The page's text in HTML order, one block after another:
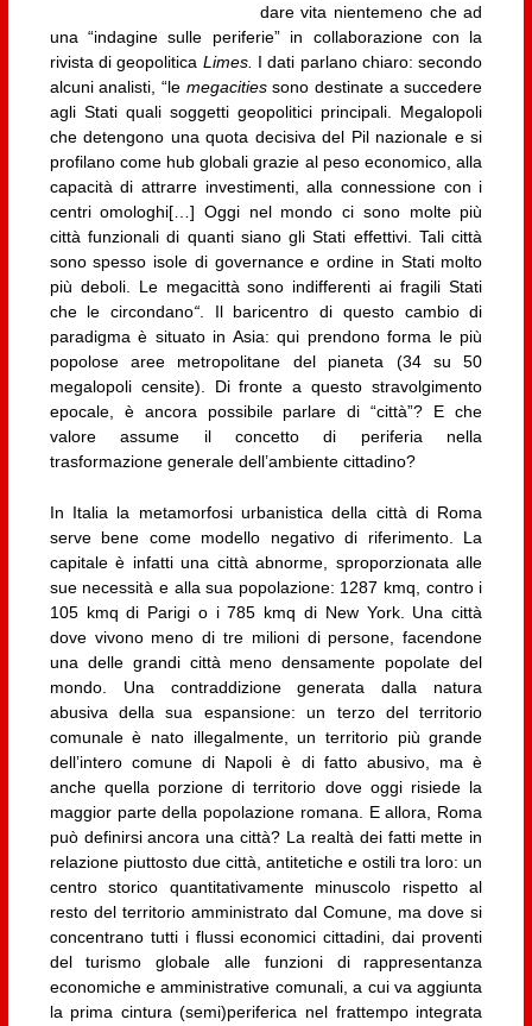
dare vita nientemeno che ad
una “indagine sulle periferie” in collaborazione con la
rivista di geopolitica Limes. I dati parlano chiaro: secondo
alcuni analisti, “le megacitiessono destinate a succedere
agli Stati quali soggetti geopolitici principali. Megalopoli
che detengono una quota decisiva del Pil nazionale e si
profilano come hub globali grazie al peso economico, alla
capacità di attrarre investimenti, alla connessione con i
centri omologhi[…] Oggi nel mondo ci sono molte più
città funzionali di quanti siano gli Stati effettivi. Tali città
sono spesso isole di governance e ordine in Stati molto
più deboli. Le megacittà sono indifferenti ai fragili Stati
che le circondano“ . Il baricentro di questo cambio di
paradigma è situato in Asia: qui prendono forma le più
popolose aree metropolitane del pianeta (34 su 50
megalopoli censite). Di fronte a questo stravolgimento
epocale, è ancora possibile parlare di “città”? E che
valore assume il concetto di periferia nella
trasformazione generale dell’ambiente cittadino?
In Italia la metamorfosi urbanistica della città di Roma
serve bene come modello negativo di riferimento. La
capitale è infatti una città abnorme, sproporzionata alle
sue necessità e alla sua popolazione: 1287 kmq, contro i
105 kmq di Parigi o i 785 kmq di New York. Una città
dove vivono meno di tre milioni di persone, facendone
una delle grandi città meno densamente popolate del
mondo. Una contraddizione generata dalla natura
abusiva della sua espansione: un terzo del territorio
comunale è nato illegalmente, un territorio più grande
dell’intero comune di Napoli è di fatto abusivo, ma è
anche quella porzione di territorio dove oggi risiede la
maggior parte della popolazione romana. E allora, Roma
può definirsi ancora una città? La realtà dei fatti mette in
relazione piuttosto due città, antitetiche e ostili tra loro: un
centro storico quantitativamente minuscolo rispetto al
resto del territorio amministrato dal Comune, ma dove si
concentrano tutti i flussi economici cittadini, dai proventi
del turismo globale alle funzioni di rappresentanza
economiche e amministrative comunali, a cui va aggiunta
la prima cintura (semi)periferica nel frattempo integrata